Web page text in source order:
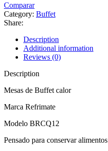
Comparar
Category: Buffet
Share:
Description
Additional information
Reviews (0)
Description
Mesas de Buffet calor
Marca Refrimate
Modelo BRCQ12
Pensado para conservar